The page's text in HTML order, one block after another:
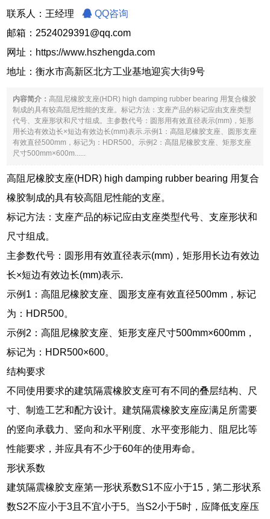
联系人：王经理
QQ咨询
邮箱：2524029391@qq.com
网址： https://www.hszhengda.com
地址：衡水市高新区北方工业基地迎宾大街9号
内容简介：高阻尼橡胶支座(HDR) high damping rubber bearing 用复合橡胶
制成的具有较高阻尼性能的支座。标记方法：支座产品的标记应由支座类型
代号、支座形状和尺寸组成。主参数代号：圆形用有效直径表示(mm)，矩形
用长边有效边长×短边有效边长(mm)表示.示例1：高阻尼橡胶支座、圆形支座
有效直径500mm，标记为：HDR500。示例2：高阻尼橡胶支座、矩形支座
尺寸500mm×600m......
高阻尼橡胶支座(HDR) high damping rubber bearing 用复合
橡胶制成的具有较高阻尼性能的支座。
标记方法：支座产品的标记应由支座类型代号、支座形状和
尺寸组成。
主参数代号：圆形用有效直径表示(mm)，矩形用长边有效边
长×短边有效边长(mm)表示.
示例1：高阻尼橡胶支座、圆形支座有效直径500mm，标记
为：HDR500。
示例2：高阻尼橡胶支座、矩形支座尺寸500mm×600mm，
标记为：HDR500×600。
结构要求
不同使用要求的建筑隔震橡胶支座可有不同的叠层结构、尺
寸、制造工艺和配方设计。建筑隔震橡胶支座应满足所需要
的竖向承载力、竖向和水平刚度、水平变形能力、阻尼比等
性能要求，并应具有不少于60年的使用寿命。
形状系数
建筑隔震橡胶支座第一形状系数S1不应小于15，第二形状系
数S2不应小于3且不宜小于5。当S2小于5时，应降低支座压